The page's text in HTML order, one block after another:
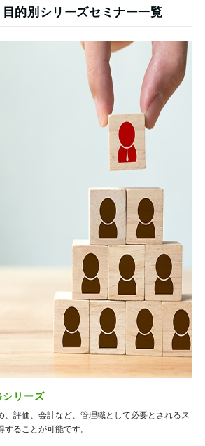
的別シリーズセミナー一覧
リーズ
、評価、会計など、管理職として必要とされるス
ることが可能です。